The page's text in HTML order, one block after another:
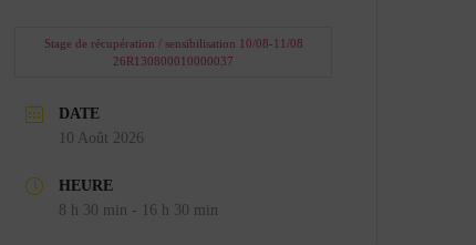
Stage de récupération / sensibilisation 10/08-11/08
26R130800010000037
DATE
10 Août 2026
HEURE
8 h 30 min - 16 h 30 min